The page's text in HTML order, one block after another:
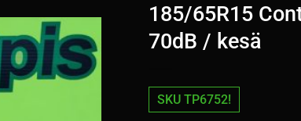
185/65R15
70dB / kesä
SKU TP6752!